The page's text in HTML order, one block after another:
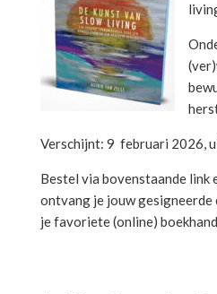
Verschijnt: 9 februari 2026,
Bestel via bovenstaande link
ontvang je jouw gesigneerde
je favoriete (online)